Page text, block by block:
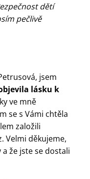
dětí
pečlivě
jsem
lásku k
ve mně
se s Vámi chtěla
založili
Velmi děkujeme,
že jste se dostali